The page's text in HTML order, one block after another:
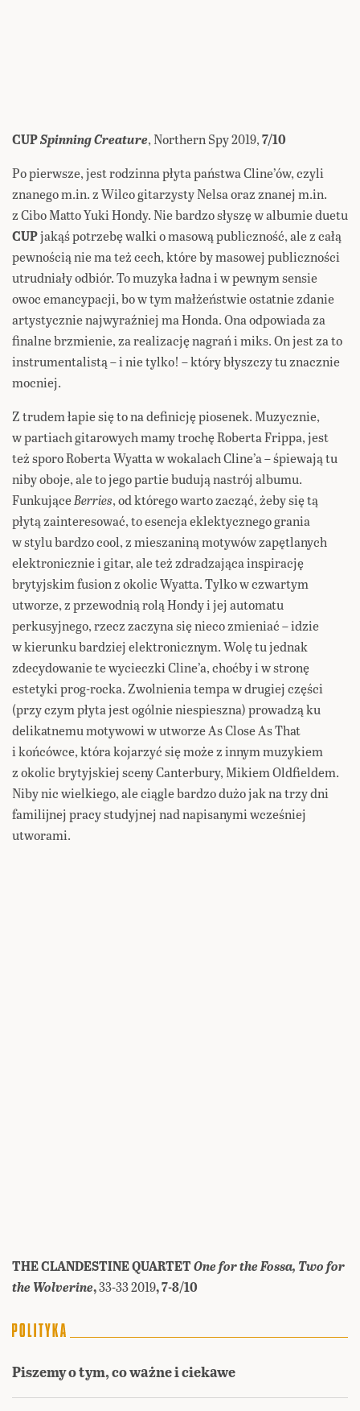
CUPSpinning Creature, Northern Spy 2019,7/10
Po pierwsze, jest rodzinna płyta państwa Cline’ów, czyli
znanego m.in. z Wilco gitarzysty Nelsa oraz znanej m.in.
z Cibo Matto Yuki Hondy. Nie bardzo słyszę w albumie duetu
CUPjakąś potrzebę walki o masową publiczność, ale z całą
pewnością nie ma też cech, które by masowej publiczności
utrudniały odbiór. To muzyka ładna i w pewnym sensie
owoc emancypacji, bo w tym małżeństwie ostatnie zdanie
artystycznie najwyraźniej ma Honda. Ona odpowiada za
finalne brzmienie, za realizację nagrań i miks. On jest za to
instrumentalistą – i nie tylko! – który błyszczy tu znacznie
mocniej.
Z trudem łapie się to na definicję piosenek. Muzycznie,
w partiach gitarowych mamy trochę Roberta Frippa, jest
też sporo Roberta Wyatta w wokalach Cline’a – śpiewają tu
niby oboje, ale to jego partie budują nastrój albumu.
FunkująceBerries, od którego warto zacząć, żeby się tą
płytą zainteresować, to esencja eklektycznego grania
w stylu bardzo cool, z mieszaniną motywów zapętlanych
elektronicznie i gitar, ale też zdradzająca inspirację
brytyjskim fusion z okolic Wyatta. Tylko w czwartym
utworze, z przewodnią rolą Hondy i jej automatu
perkusyjnego, rzecz zaczyna się nieco zmieniać – idzie
w kierunku bardziej elektronicznym. Wolę tu jednak
zdecydowanie te wycieczki Cline’a, choćby i w stronę
estetyki prog-rocka. Zwolnienia tempa w drugiej części
(przy czym płyta jest ogólnie niespieszna) prowadzą ku
delikatnemu motywowi w utworze As Close As That
i końcówce, która kojarzyć się może z innym muzykiem
z okolic brytyjskiej sceny Canterbury, Mikiem Oldfieldem.
Niby nic wielkiego, ale ciągle bardzo dużo jak na trzy dni
familijnej pracy studyjnej nad napisanymi wcześniej
utworami.
THE CLANDESTINE QUARTETOne for the Fossa, Two for
the Wolverine,33-33 2019, 7-8/10
Piszemy o tym, co ważne i ciekawe